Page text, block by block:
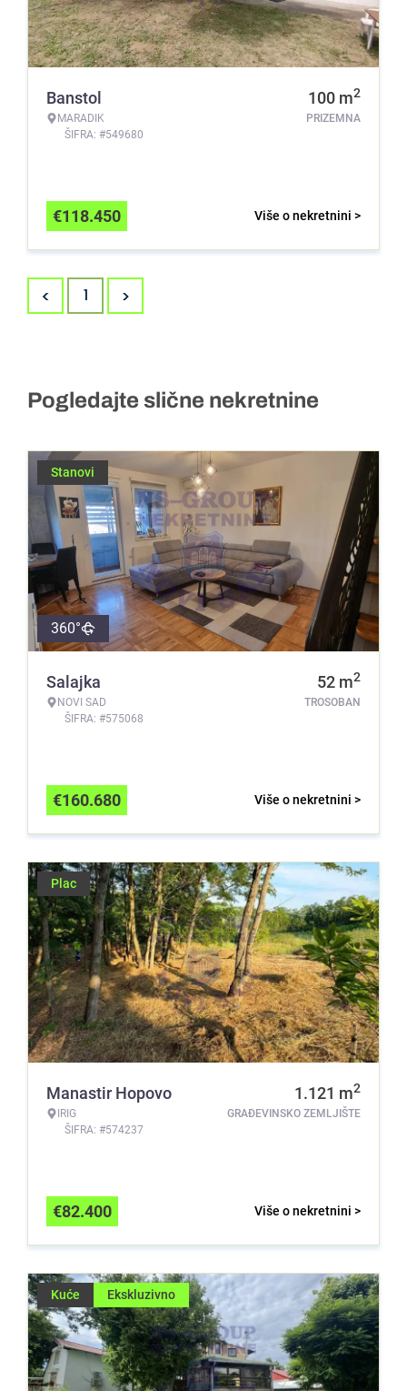
Banstol
MARADIK
ŠIFRA: #549680
100 m2
PRIZEMNA
Više o nekretnini >
€118.450
< 1 >
Pogledajte slične nekretnine
Stanovi
360°
Salajka
NOVI SAD
ŠIFRA: #575068
52 m2
TROSOBAN
Više o nekretnini >
€160.680
Plac
Manastir Hopovo
IRIG
ŠIFRA: #574237
1.121 m2
GRAĐEVINSKO ZEMLJIŠTE
Više o nekretnini >
€82.400
Kuće Ekskluzivno